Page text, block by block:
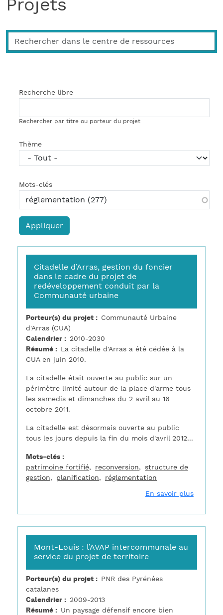
Projets
Recherche libre
Rechercher par titre ou porteur du projet
Thème
Mots-clés
Citadelle d’Arras, gestion du foncier
dans le cadre du projet de
redéveloppement conduit par la
Communauté urbaine
Porteur(s) du projet
Communauté Urbaine
d'Arras (CUA)
Calendrier
2010-2030
Résumé
La citadelle d'Arras a été cédée à la
CUA en juin 2010.
La citadelle était ouverte au public sur un
périmètre limité autour de la place d'arme tous
les samedis et dimanches du 2 avril au 16
octobre 2011.
La citadelle est désormais ouverte au public
tous les jours depuis la fin du mois d'avril 2012...
Mots-clés
patrimoine fortifié
reconversion
structure de
gestion
planification réglementation
En savoir plussur
Mont-Louis : l’AVAP intercommunale au
service du projet de territoire
Porteur(s) du projet
PNR des Pyrénées
catalanes
Calendrier
2009-2013
Résumé
Un paysage défensif encore bien